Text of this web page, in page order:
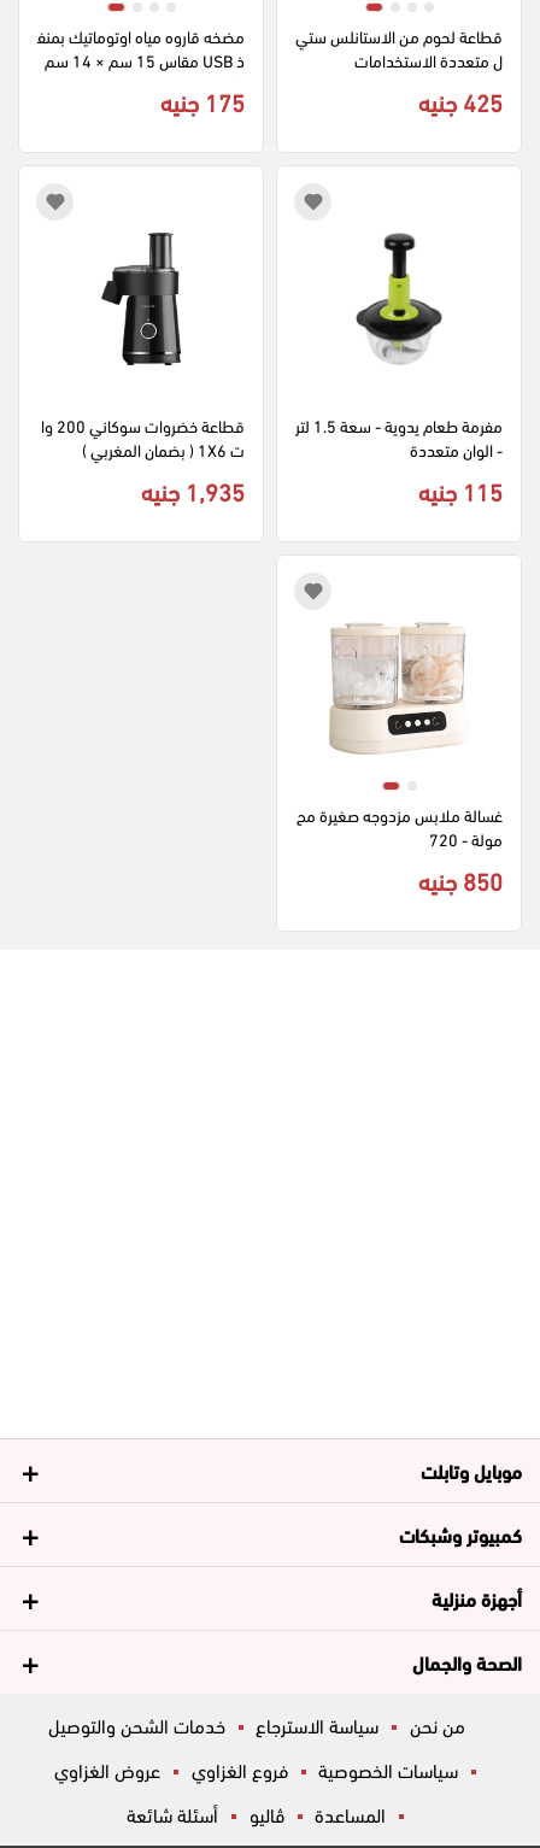
قطاعة لحوم من الاستانلس ستي
ل متعددة الاستخدامات
425 جنيه
مضخه قاروه مياه اوتوماتيك بمنف
175 جنيه
مفرمة طعام يدوية - سعة 1.5 لتر
- الوان متعددة
115 جنيه
قطاعة خضروات سوكاني 200 وا
ت 1X6 ( بضمان المغربي )
1,935 جنيه
غسالة ملابس مزدوجه صغيرة مح
مولة - 720
850 جنيه
موبايل وتابلت
كمبيوتر وشبكات
أجهزة منزلية
الصحة والجمال
من نحن سياسة الاسترجاع
خدمات الشحن والتوصيل
سياسات الخصوصية
فروع الغزاوي
عروض الغزاوي
المساعدة
ڤاليو أسئلة شائعة